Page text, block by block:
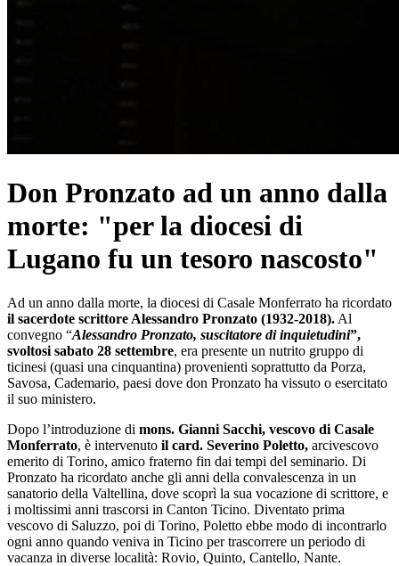
Don Pronzato ad un anno dalla
morte: "per la diocesi di
Lugano fu un tesoro nascosto"
Ad un anno dalla morte, la diocesi di Casale Monferrato ha ricordato
il sacerdote scrittore Alessandro Pronzato (1932-2018). Al
convegno “Alessandro Pronzato, suscitatore di inquietudini”,
svoltosi sabato 28 settembre, era presente un nutrito gruppo di
ticinesi (quasi una cinquantina) provenienti soprattutto da Porza,
Savosa, Cademario, paesi dove don Pronzato ha vissuto o esercitato
il suo ministero.
Dopo l’introduzione di mons. Gianni Sacchi, vescovo di Casale
Monferrato, è intervenuto il card. Severino Poletto, arcivescovo
emerito di Torino, amico fraterno fin dai tempi del seminario. Di
Pronzato ha ricordato anche gli anni della convalescenza in un
sanatorio della Valtellina, dove scoprì la sua vocazione di scrittore, e
i moltissimi anni trascorsi in Canton Ticino. Diventato prima
vescovo di Saluzzo, poi di Torino, Poletto ebbe modo di incontrarlo
ogni anno quando veniva in Ticino per trascorrere un periodo di
vacanza in diverse località: Rovio, Quinto, Cantello, Nante.